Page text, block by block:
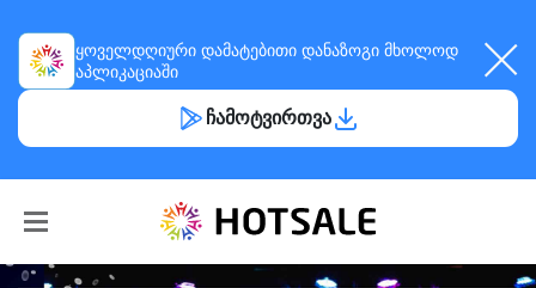
ყოველდღიური დამატებითი დანაზოგი მხოლოდ
აპლიკაციაში
ჩამოტვირთვა